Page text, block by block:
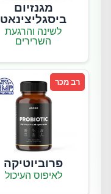
מגנזיום
ביסגליצינאט
לשינה והרגעת
השרירים
רב מכר
פרוביוטיקה
לאיפוס העיכול